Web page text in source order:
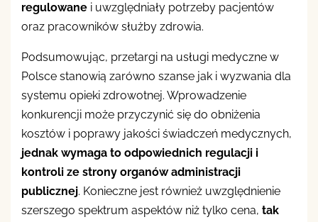
regulowane i uwzględniały potrzeby pacjentów
oraz pracowników służby zdrowia.
Podsumowując, przetargi na usługi medyczne w
Polsce stanowią zarówno szanse jak i wyzwania dla
systemu opieki zdrowotnej. Wprowadzenie
konkurencji może przyczynić się do obniżenia
kosztów i poprawy jakości świadczeń medycznych,
jednak wymaga to odpowiednich regulacji i
kontroli ze strony organów administracji
publicznej. Konieczne jest również uwzględnienie
szerszego spektrum aspektów niż tylko cena, tak